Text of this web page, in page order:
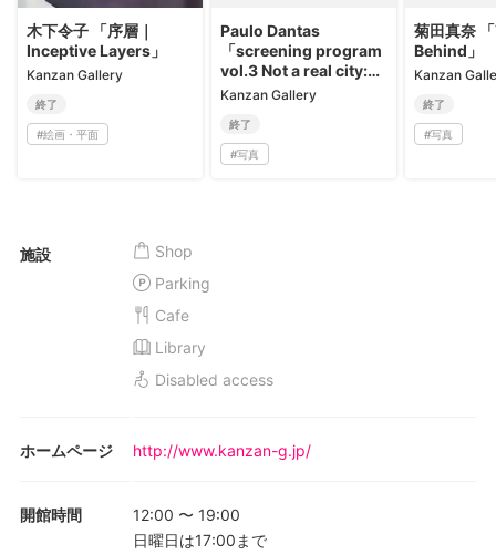
木下令子 「序層｜
Inceptive Layers」
Kanzan Gallery
終了
#絵画・平面
Paulo Dantas
「screening program
vol.3 Not a real city:
sprawling
words, and sounds」
Kanzan Gallery
終了
#写真
菊田真奈
Behind」
Kanzan
終了
#写真
施設
Shop
Parking
Cafe
Library
Disabled access
ホームページ http://www.kanzan-g.jp/
開館時間 12:00 〜 19:00
日曜日は17:00まで